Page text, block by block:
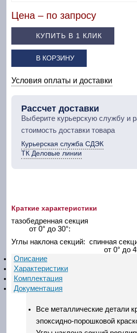
Цена – по запросу
КУПИТЬ В 1 КЛИК
В КОРЗИНУ
Условия оплаты и доставки
Рассчет доставки
Выберите курьерскую службу и
стоимость доставки товара
Курьерская служба СДЭК
ТК Деловые линии
Краткие характеристики
от 0° до 30°:
Углы наклона секций:
от 0° до
Описание
Характеристики
Комплектация
Документация
Все металлические детали
эпоксидно-порошковой